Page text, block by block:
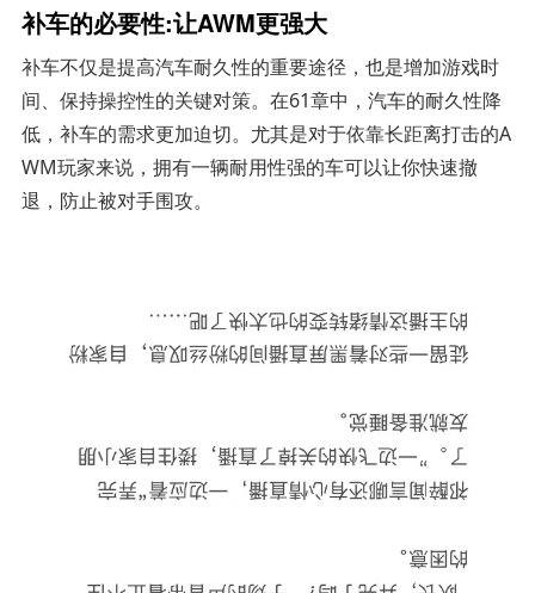
补车的必要性:让AWM更强大
补车不仅是提高汽车耐久性的重要途径，也是增加游戏时
间、保持操控性的关键对策。在61章中，汽车的耐久性降
低，补车的需求更加迫切。尤其是对于依靠长距离打击的A
WM玩家来说，拥有一辆耐用性强的车可以让你快速撤
退，防止被对手围攻。